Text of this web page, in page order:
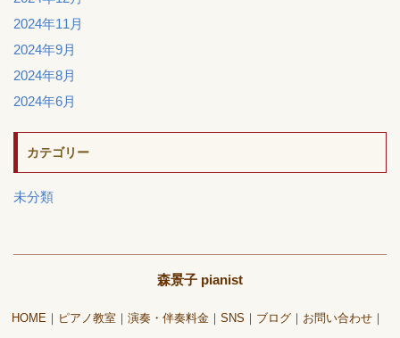
2024年11月
2024年9月
2024年8月
2024年6月
カテゴリー
未分類
森景子 pianist
HOME ピアノ教室 演奏・伴奏料金 SNS ブログ お問い合わせ